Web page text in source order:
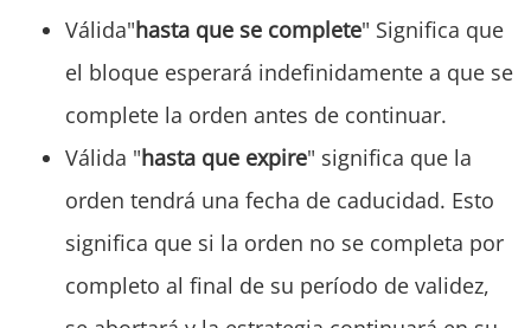
Válida"hasta que se complete" Significa que
el bloque esperará indefinidamente a que se
complete la orden antes de continuar.
Válida "hasta que expire" significa que la
orden tendrá una fecha de caducidad. Esto
significa que si la orden no se completa por
completo al final de su período de validez,